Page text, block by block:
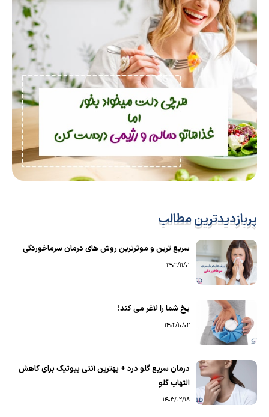
پربازدیدترین مطالب
سریع ترین و موثرترین روش های درمان سرماخوردگی
1402/11/01
یخ شما را لاغر می کند!
1402/10/02
درمان سریع گلو درد + بهترین آنتی بیوتیک برای کاهش
التهاب گلو
1403/02/18